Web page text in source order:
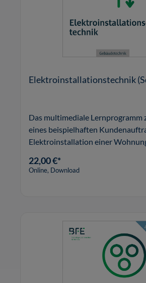
Elektroinstallationstechnik
Das multimediale Lernprogramm
eines beispielhaften
Elektroinstallation einer
22,00 €*
Online, Download